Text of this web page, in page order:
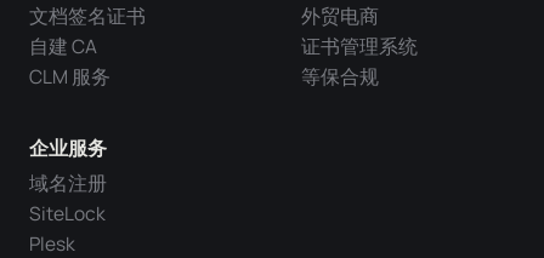
文档签名证书
自建 CA
CLM 服务
企业服务
域名注册
SiteLock
Plesk
外贸电商
证书管理系统
等保合规